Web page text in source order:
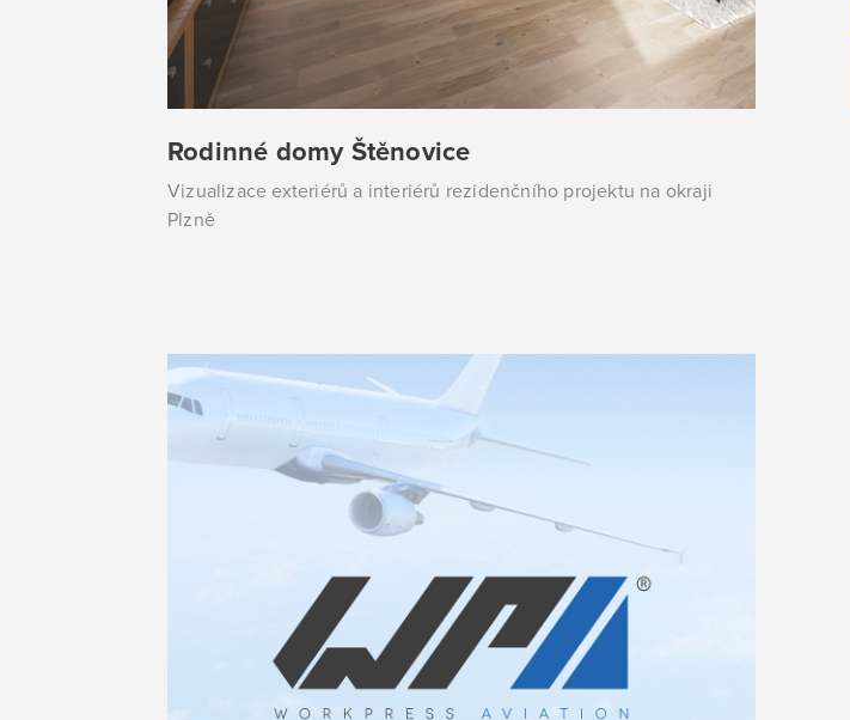
Rodinné domy Štěnovice
Vizualizace exteriérů a interiérů rezidenčního projektu na okraji
Plzně